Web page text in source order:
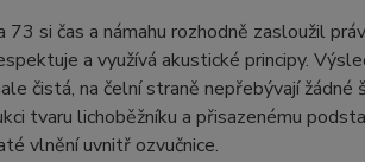
si čas a námahu rozhodně zasloužil
a využívá akustické principy.
čistá, na čelní straně nepřebývají
tvaru lichoběžníku a přisazenému
vlnění uvnitř ozvučnice.